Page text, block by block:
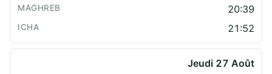
20:39
21:52
Jeudi 27 Août